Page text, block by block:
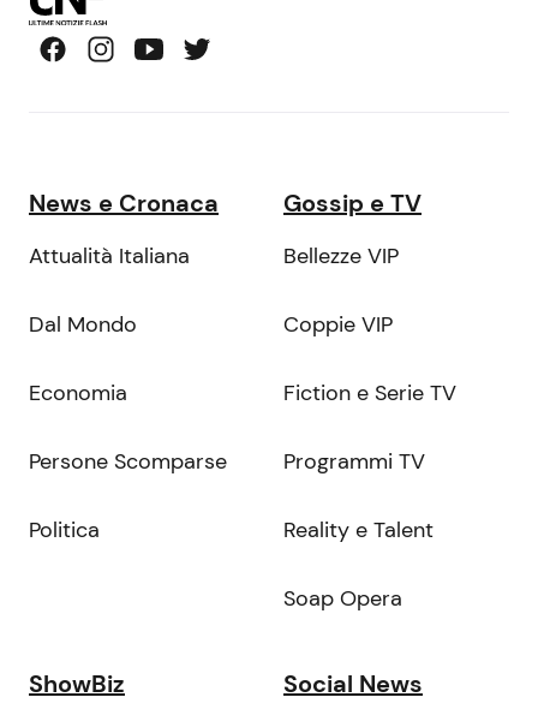
News e Cronaca
Attualità Italiana
Dal Mondo
Economia
Persone Scomparse
Politica
Gossip e TV
Bellezze VIP
Coppie VIP
Fiction e Serie TV
Programmi TV
Reality e Talent
Soap Opera
ShowBiz Social News